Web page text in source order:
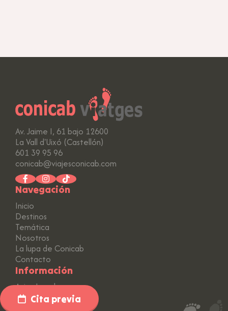
Av. Jaime I, 61 bajo 12600
La Vall d'Uixó (Castellón)
601 39 95 96
conicab@viajesconicab.com
Navegación
Inicio
Destinos
Temática
Nosotros
La lupa de Conicab
Contacto
Información
Aviso Legal
Política de Privacidad
Política de Cookies
Cita previa